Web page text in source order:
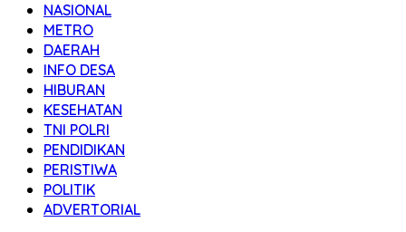
NASIONAL
METRO
DAERAH
INFO DESA
HIBURAN
KESEHATAN
TNI POLRI
PENDIDIKAN
PERISTIWA
POLITIK
ADVERTORIAL